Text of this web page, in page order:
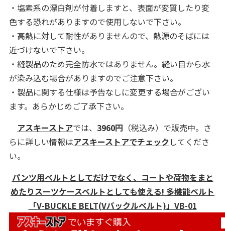
・塩素系の漂白剤が付着しますと、表面が変質したり変
色する恐れがありますので使用しないで下さい。
・高熱に対して耐性がありませんので、熱源のそばには
近づけないで下さい。
・縫製品のため完全防水ではありません。縫い目から水
が染み込む場合がありますのでご注意下さい。
・製品に関する仕様は予告なしに変更する場合がござい
ます。あらかじめご了承下さい。
アスキーストアでは、 3960円 （税込み）で販売中。さ
らに詳しい情報はアスキーストアでチェックしてくださ
い。
パンツ用ベルトとしてだけでなく、コートや荷物をまと
めたりスーツケースベルトとしても使える! 多機能ベルト
「V-BUCKLE BELT(Vバックルベルト)」VB-01